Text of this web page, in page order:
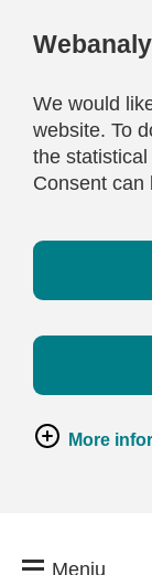
We would
website. To
the
Consent can
More
Meniu